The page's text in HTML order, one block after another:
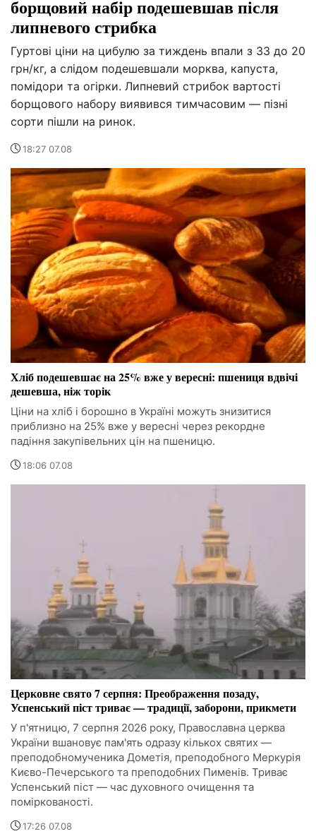
борщовий набір подешевшав після
липневого стрибка
Гуртові ціни на цибулю за тиждень впали з 33 до 20
грн/кг, а слідом подешевшали морква, капуста,
помідори та огірки. Липневий стрибок вартості
борщового набору виявився тимчасовим — пізні
сорти пішли на ринок.
18:27 07.08
Хліб подешевшає на 25% вже у вересні: пшениця вдвічі
дешевша, ніж торік
Ціни на хліб і борошно в Україні можуть знизитися
приблизно на 25% вже у вересні через рекордне
падіння закупівельних цін на пшеницю.
18:06 07.08
Церковне свято 7 серпня: Преображення позаду,
Успенський піст триває — традиції, заборони, прикмети
У п'ятницю, 7 серпня 2026 року, Православна церква
України вшановує пам'ять одразу кількох святих —
преподобномученика Дометія, преподобного Меркурія
Києво-Печерського та преподобних Пименів. Триває
Успенський піст — час духовного очищення та
поміркованості.
17:26 07.08